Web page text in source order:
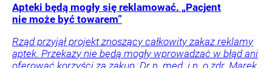
Apteki będą mogły się reklamować. „Pacjent
nie może być towarem”
Rząd przyjął projekt znoszący całkowity zakaz reklamy
aptek. Przekazy nie będą mogły wprowadzać w błąd ani
oferować korzyści za zakup. Dr n. med. i n. o zdr. Marek